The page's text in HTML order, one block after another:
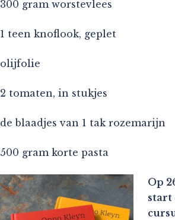
300 gram worstevlees
1 teen knoflook, geplet
olijfolie
2 tomaten, in stukjes
de blaadjes van 1 tak rozemarijn
500 gram korte pasta
Op
start